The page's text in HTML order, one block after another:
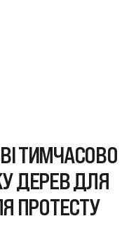
ТИМЧАСОВО
ДЕРЕВ ДЛЯ
ПРОТЕСТУ